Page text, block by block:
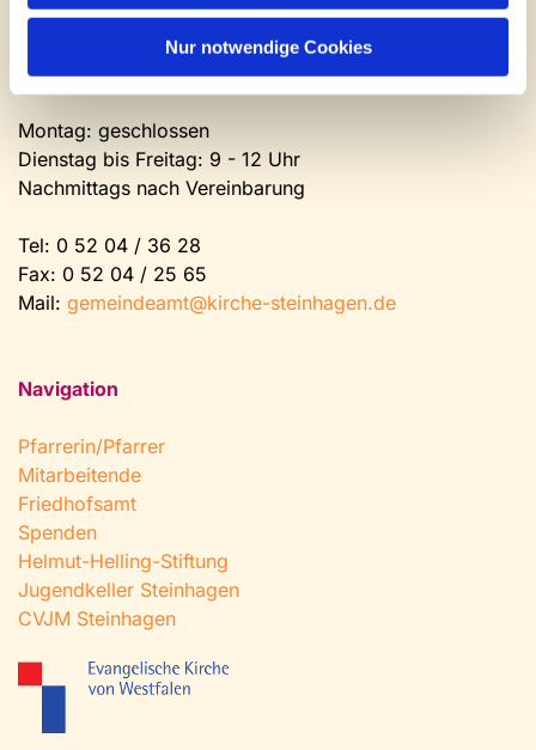
Nur notwendige Cookies
Kontakt und Öffnungszeiten
Gemeinde- und Friedhofsamt
Montag: geschlossen
Dienstag bis Freitag: 9 - 12 Uhr
Nachmittags nach Vereinbarung
Tel: 0 52 04 / 36 28
Fax: 0 52 04 / 25 65
Mail: gemeindeamt@kirche-steinhagen.de
Navigation
Pfarrerin/Pfarrer
Mitarbeitende
Friedhofsamt
Spenden
Helmut-Helling-Stiftung
Jugendkeller Steinhagen
CVJM Steinhagen